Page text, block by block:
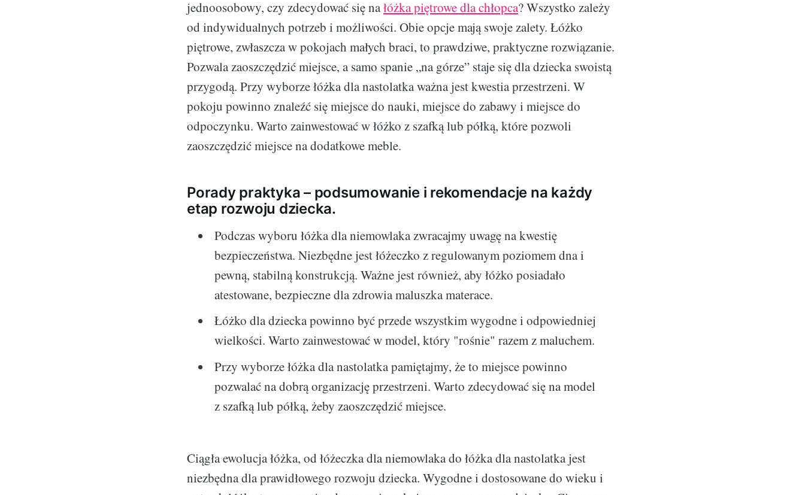
jednoosobowy, czy zdecydować się nałóżka piętrowe dla chłopca? Wszystko zależy
od indywidualnych potrzeb i możliwości. Obie opcje mają swoje zalety. Łóżko
piętrowe, zwłaszcza w pokojach małych braci, to prawdziwe, praktyczne rozwiązanie.
Pozwala zaoszczędzić miejsce, a samo spanie „na górze” staje się dla dziecka swoistą
przygodą. Przy wyborze łóżka dla nastolatka ważna jest kwestia przestrzeni. W
pokoju powinno znaleźć się miejsce do nauki, miejsce do zabawy i miejsce do
odpoczynku. Warto zainwestować w łóżko z szafką lub półką, które pozwoli
zaoszczędzić miejsce na dodatkowe meble.
Porady praktyka – podsumowanie i rekomendacje na każdy
etap rozwoju dziecka.
Podczas wyboru łóżka dla niemowlaka zwracajmy uwagę na kwestię
bezpieczeństwa. Niezbędne jest łóżeczko z regulowanym poziomem dna i
pewną, stabilną konstrukcją. Ważne jest również, aby łóżko posiadało
atestowane, bezpieczne dla zdrowia maluszka materace.
Łóżko dla dziecka powinno być przede wszystkim wygodne i odpowiedniej
wielkości. Warto zainwestować w model, który "rośnie" razem z maluchem.
Przy wyborze łóżka dla nastolatka pamiętajmy, że to miejsce powinno
pozwalać na dobrą organizację przestrzeni. Warto zdecydować się na model
z szafką lub półką, żeby zaoszczędzić miejsce.
Ciągła ewolucja łóżka, od łóżeczka dla niemowlaka do łóżka dla nastolatka jest
niezbędna dla prawidłowego rozwoju dziecka. Wygodne i dostosowane do wieku i